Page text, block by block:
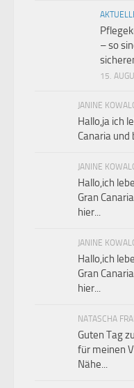
– so
15.
JANINE
Hallo,ja ich
Canaria
JANINE
Hallo,ich
Gran
hier...
JANINE
Hallo,ich
Gran
hier...
NATASCHA
Guten Tag
für meinen
Nähe...